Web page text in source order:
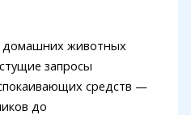
домашних животных
запросы
средств —
до